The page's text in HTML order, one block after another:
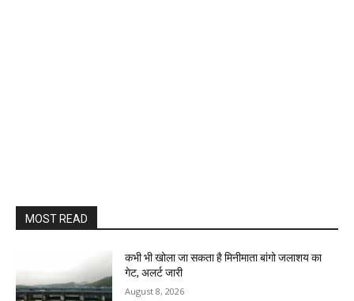
MOST READ
कभी भी खोला जा सकता है मिनीमाता बांगो जलाशय का
गेट, अलर्ट जारी
August 8, 2026